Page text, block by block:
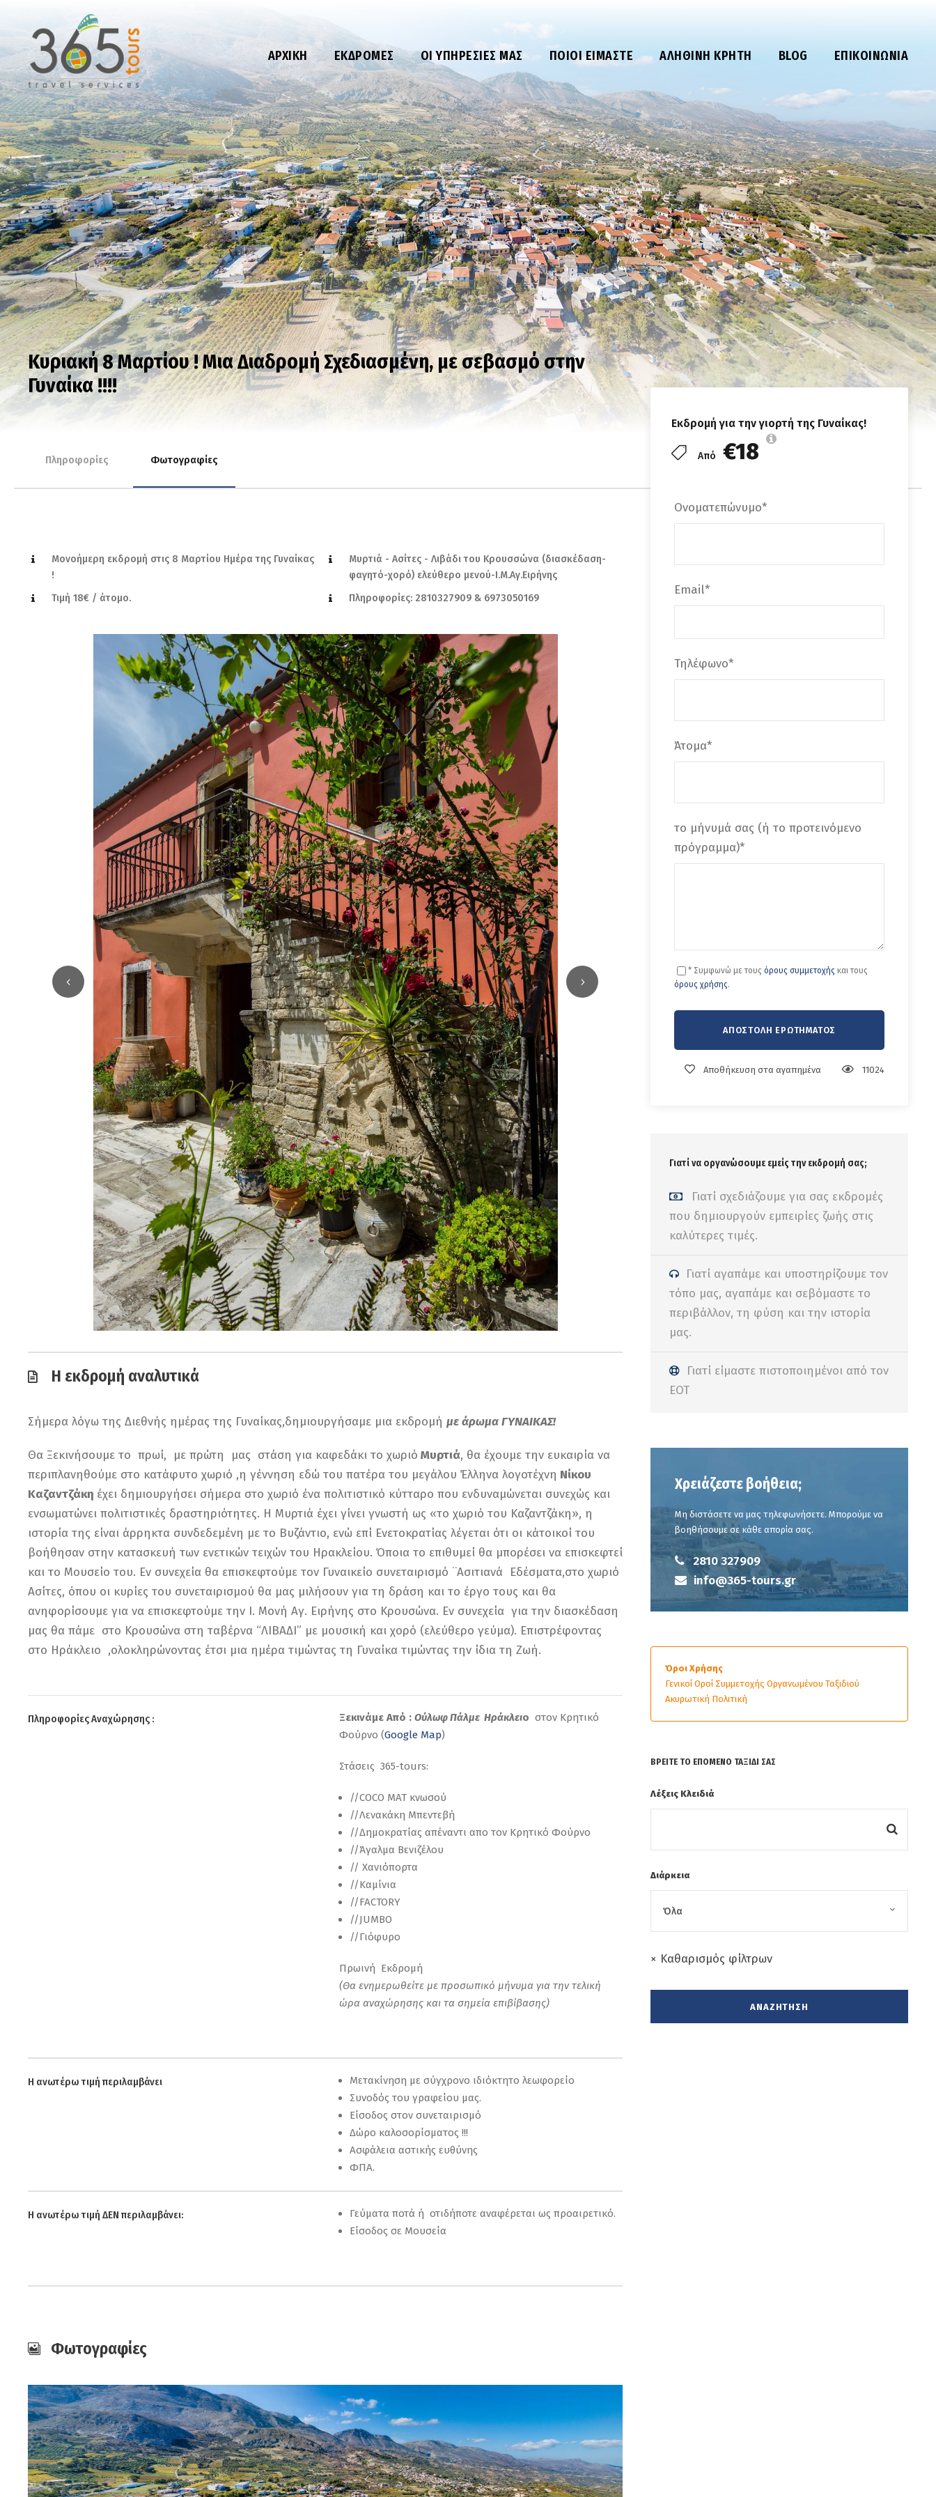
ΑΡΧΙΚΉ ΕΚΔΡΟΜΈΣ ΟΙ ΥΠΗΡΕΣΊΕΣ ΜΑΣ ΠΟΙΟΙ ΕΊΜΑΣΤΕ ΑΛΗΘΙΝΉ ΚΡΉΤΗ BLOG ΕΠΙΚΟΙΝΩΝΊΑ
Κυριακή 8 Μαρτίου ! Μια Διαδρομή Σχεδιασμένη, με σεβασμό στην
Γυναίκα !!!!
Εκδρομή για την γιορτή της Γυναίκας!
Από €18
Ονοματεπώνυμο*
Email*
Τηλέφωνο*
Άτομα*
το μήνυμά σας (ή το προτεινόμενο
πρόγραμμα)*
* Συμφωνώ με τους όρους συμμετοχής και τους
όρους χρήσης.
Αποθήκευση στα αγαπημένα 11024
Γιατί να οργανώσουμε εμείς την εκδρομή σας;
Γιατί σχεδιάζουμε για σας εκδρομές
που δημιουργούν εμπειρίες ζωής στις
καλύτερες τιμές.
Γιατί αγαπάμε και υποστηρίζουμε τον
τόπο μας, αγαπάμε και σεβόμαστε το
περιβάλλον, τη φύση και την ιστορία
μας.
Γιατί είμαστε πιστοποιημένοι από τον
ΕΟΤ
Χρειάζεστε βοήθεια;
Μη διστάσετε να μας τηλεφωνήσετε. Μπορούμε να
βοηθήσουμε σε κάθε απορία σας.
2810 327909
info@365-tours.gr
Όροι Χρήσης
Γενικοί Οροί Συμμετοχής Οργανωμένου Ταξιδιού
Ακυρωτική Πολιτική
ΒΡΕΊΤΕ ΤΟ ΕΠΌΜΕΝΟ ΤΑΞΊΔΙ ΣΑΣ
Λέξεις Κλειδιά
Διάρκεια
× Καθαρισμός φίλτρων
Πληροφορίες Φωτογραφίες
Μονοήμερη εκδρομή στις 8 Μαρτίου Ημέρα της Γυναίκας
!
Μυρτιά - Ασίτες - Λιβάδι του Κρουσσώνα (διασκέδαση-
φαγητό-χορό) ελεύθερο μενού-Ι.Μ.Αγ.Ειρήνης
Τιμή 18€ / άτομο.
Πληροφορίες: 2810327909 & 6973050169
Η εκδρομή αναλυτικά
Σήμερα λόγω της Διεθνής ημέρας της Γυναίκας,δημιουργήσαμε μια εκδρομή με άρωμα ΓΥΝΑΙΚΑΣ!
Θα Ξεκινήσουμε το πρωί, με πρώτη μας στάση για καφεδάκι το χωριό Μυρτιά, θα έχουμε την ευκαιρία να
περιπλανηθούμε στο κατάφυτο χωριό ,η γέννηση εδώ του πατέρα του μεγάλου Έλληνα λογοτέχνη Νίκου
Καζαντζάκη έχει δημιουργήσει σήμερα στο χωριό ένα πολιτιστικό κύτταρο που ενδυναµώνεται συνεχώς και
ενσωµατώνει πολιτιστικές δραστηριότητες. Η Μυρτιά έχει γίνει γνωστή ως «το χωριό του Καζαντζάκη», η
ιστορία της είναι άρρηκτα συνδεδεµένη µε το Βυζάντιο, ενώ επί Ενετοκρατίας λέγεται ότι οι κάτοικοί του
βοήθησαν στην κατασκευή των ενετικών τειχών του Ηρακλείου. Όποια το επιθυμεί θα μπορέσει να επισκεφτεί
και το Μουσείο του. Εν συνεχεία θα επισκεφτούμε τον Γυναικείο συνεταιρισμό ¨Ασιτιανά Εδέσματα,στο χωριό
Ασίτες, όπου οι κυρίες του συνεταιρισμού θα μας μιλήσουν για τη δράση και το έργο τους και θα
ανηφορίσουμε για να επισκεφτούμε την Ι. Μονή Αγ. Ειρήνης στο Κρουσώνα. Εν συνεχεία για την διασκέδαση
μας θα πάμε στο Κρουσώνα στη ταβέρνα “ΛΙΒΑΔΙ” με μουσική και χορό (ελεύθερο γεύμα). Επιστρέφοντας
στο Ηράκλειο ,ολοκληρώνοντας έτσι μια ημέρα τιμώντας τη Γυναίκα τιμώντας την ίδια τη Ζωή.
Πληροφορίες Αναχώρησης : Ξεκινάμε Aπό : Ούλωφ Πάλμε Ηράκλειο στον Κρητικό
Φούρνο (Google Map)
Στάσεις 365-tours:
//COCO MAT κνωσού
//Λενακάκη Μπεντεβή
//Δημοκρατίας απέναντι απο τον Κρητικό Φούρνο
//Άγαλμα Βενιζέλου
// Χανιόπορτα
//Καμίνια
//FACTORY
//JUMBO
//Γιόφυρο
Πρωινή Εκδρομή
(Θα ενημερωθείτε με προσωπικό μήνυμα για την τελική
ώρα αναχώρησης και τα σημεία επιβίβασης)
Η ανωτέρω τιμή περιλαμβάνει
Μετακίνηση με σύγχρονο ιδιόκτητο λεωφορείο
Συνοδός του γραφείου μας.
Είσοδος στον συνεταιρισμό
Δώρο καλοσορίσματος !!!
Ασφάλεια αστικής ευθύνης
ΦΠΑ.
Η ανωτέρω τιμή ΔΕΝ περιλαμβάνει:
Γεύματα ποτά ή οτιδήποτε αναφέρεται ως προαιρετικό.
Είσοδος σε Μουσεία
Φωτογραφίες